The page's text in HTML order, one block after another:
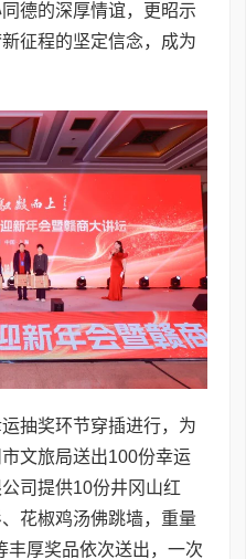
德的深厚情谊，更昭示
征程的坚定信念，成为
抽奖环节穿插进行，为
文旅局送出100份幸运
司提供10份井冈山红
花椒鸡汤佛跳墙，重量
丰厚奖品依次送出，一次